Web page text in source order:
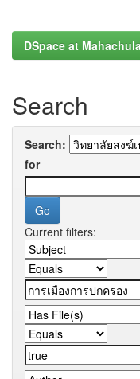
DSpace at
Search
Search:
for
Current filters: